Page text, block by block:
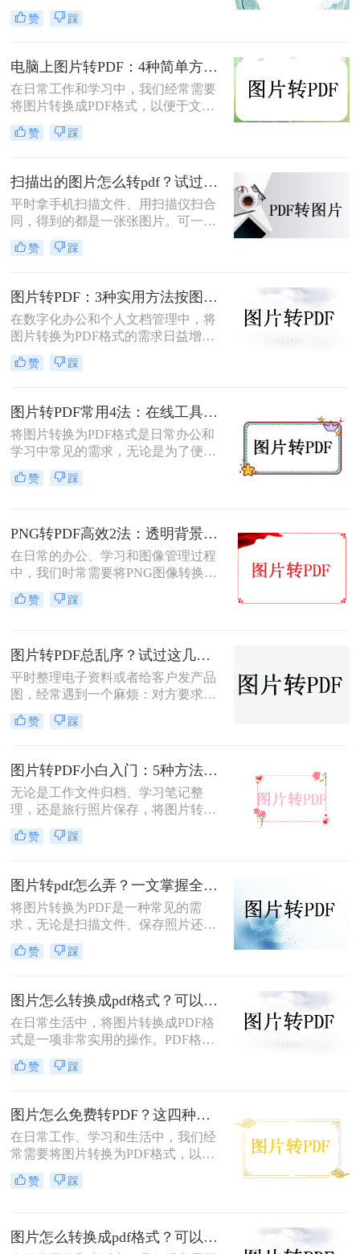
享、打印和存档。那么图片怎么转pdf
呢？本文将介绍三种常用的将图片转
同的需求选择最合适的方式。
赞 踩
电脑上图片转PDF：4种简单方法的操作步骤和DPI设置！
在日常工作和学习中，我们经常需要
将图片转换成PDF格式，以便于文件
的传输、存储和打印。那么电脑上怎
么图片转pdf呢？本文将介绍三种在电
您根据不同的需求选择最合适的方
法。
赞 踩
扫描出的图片怎么转pdf？试过好用的几个办法！
平时拿手机扫描文件、用扫描仪扫合
同，得到的都是一张张图片。可一旦
要发给别人、归档保存或者打印出
来，PDF格式明显更正式、也更方
行，转完PDF却模糊了；十几页的扫
描件，一页一页转太磨人；还有些涉
及隐私的文件，不敢随便往在线工具
里传。
赞 踩
图片转PDF：3种实用方法按图片格式（JPG/PNG/BMP）选！
在数字化办公和个人文档管理中，将
图片转换为PDF格式的需求日益增
长。PDF（Portable Document
Format）因其跨平台兼容性、不易变
享。那么如何把图片转换成PDF呢？
本文将介绍几种实用的方法来帮助您
完成图片到PDF的转换。
赞 踩
图片转PDF常用4法：在线工具、桌面软件、手机APP和打印导出的适用边界！
将图片转换为PDF格式是日常办公和
学习中常见的需求，无论是为了便于
分享、存储还是打印。那么图片转为
pdf怎么弄呢？本文将介绍几种常用的
赞 踩
PNG转PDF高效2法：透明背景保留和文件压缩设置！
在日常的办公、学习和图像管理过程
中，我们时常需要将PNG图像转换为
PDF文件。PDF文件格式因其良好的
兼容性、稳定性和在不同设备上显示
片转PDF的方法。
赞 踩
图片转PDF总乱序？试过这几个方法后顺手多了
平时整理电子资料或者给客户发产品
图，经常遇到一个麻烦：对方要求把
一堆零散的图片打包成一个完整的
PDF文件。如果一张张发过去，不仅
混。很多朋友一搜“图片转pdf怎么
弄”，出来一堆复杂的教程，其实只
要找对工具，这事儿非常简单。本文
就按大家最常用的场景（在线免安
装、批量处理、手机自带功能）整理
了几个亲测好用的办法，帮你轻松搞
赞 踩
图片转PDF小白入门：5种方法从最简单到最专业逐步升级！
无论是工作文件归档、学习笔记整
理，还是旅行照片保存，将图片转换
为PDF都能让内容更规范、更易分
享。那么如何图片转pdf呢？本文提供
5种常用方法，3分钟即可学会！
赞 踩
图片转pdf怎么弄？一文掌握全平台方法！
将图片转换为PDF是一种常见的需
求，无论是扫描文件、保存照片还是
整理资料，PDF格式都能更好地保证
内容的完整性和兼容性。那么图片转
机、在线工具等多种转换方法，总有
一种适合你！
赞 踩
图片怎么转换成pdf格式？可以尝试这三种方法！
在日常生活中，将图片转换成PDF格
式是一项非常实用的操作。PDF格式
因其跨平台兼容性、格式固定性和易
于分享打印等特点，被广泛应用于各
怎么转换成pdf格式呢？本文将介绍三
种将图片转换成PDF格式的方法。
赞 踩
图片怎么免费转PDF？这四种方法轻松搞定！
在日常工作、学习和生活中，我们经
常需要将图片转换为PDF格式，以便
于分享、打印或存档。PDF文件因其
跨平台兼容性、保持格式不变以及安
片转换为PDF，无需花费任何费用即
赞 踩
图片怎么转换成pdf格式？可以试试这4个转换方法！